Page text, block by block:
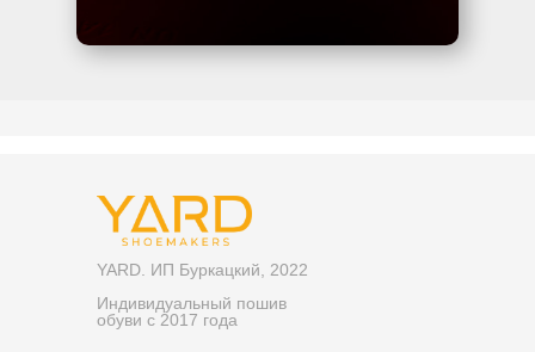
YARD. ИП Буркацкий, 2022
Индивидуальный пошив
обуви с 2017 года